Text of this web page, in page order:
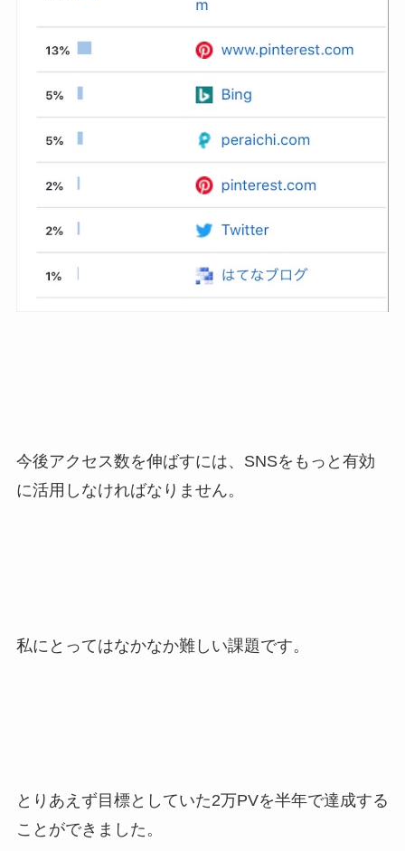
今後アクセス数を伸ばすには、SNSをもっと有効
に活用しなければなりません。
私にとってはなかなか難しい課題です。
とりあえず目標としていた2万PVを半年で達成する
ことができました。